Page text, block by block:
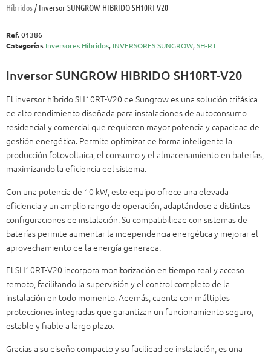
Híbridos/ Inversor SUNGROW HIBRIDO SH10RT-V20
Ref.01386
Categorías Inversores Híbridos, INVERSORES SUNGROW,SH-RT
Inversor SUNGROW HIBRIDO SH10RT-V20
El inversor híbrido SH10RT-V20 de Sungrow es una solución trifásica
de alto rendimiento diseñada para instalaciones de autoconsumo
residencial y comercial que requieren mayor potencia y capacidad de
gestión energética. Permite optimizar de forma inteligente la
producción fotovoltaica, el consumo y el almacenamiento en baterías,
maximizando la eficiencia del sistema.
Con una potencia de 10 kW, este equipo ofrece una elevada
eficiencia y un amplio rango de operación, adaptándose a distintas
configuraciones de instalación. Su compatibilidad con sistemas de
baterías permite aumentar la independencia energética y mejorar el
aprovechamiento de la energía generada.
El SH10RT-V20 incorpora monitorización en tiempo real y acceso
remoto, facilitando la supervisión y el control completo de la
instalación en todo momento. Además, cuenta con múltiples
protecciones integradas que garantizan un funcionamiento seguro,
estable y fiable a largo plazo.
Gracias a su diseño compacto y su facilidad de instalación, es una